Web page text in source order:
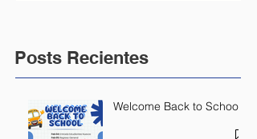
Posts Recientes
Welcome Back to School